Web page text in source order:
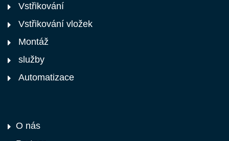
Vstřikování
Vstřikování vložek
Montáž
služby
Automatizace
O nás